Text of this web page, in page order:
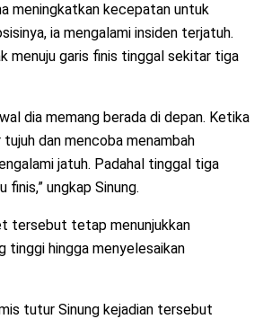
meningkatkan kecepatan untuk
ia mengalami insiden terjatuh.
menuju garis finis tinggal sekitar tiga
dia memang berada di depan. Ketika
dan mencoba menambah
jatuh. Padahal tinggal tiga
ungkap Sinung.
tersebut tetap menunjukkan
tinggi hingga menyelesaikan
tutur Sinung kejadian tersebut